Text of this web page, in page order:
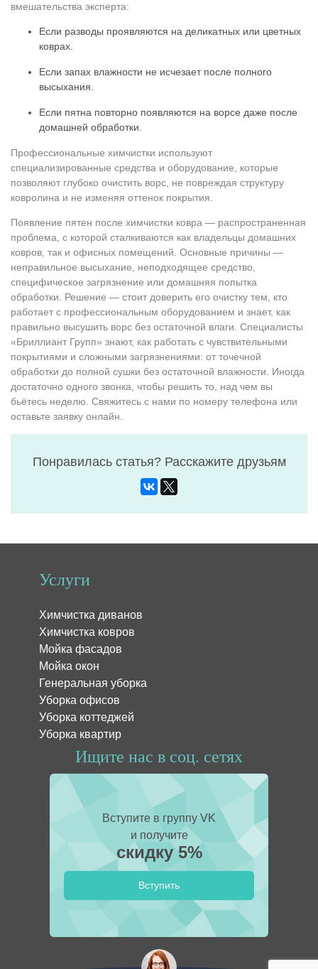
вмешательства эксперта:
Если разводы проявляются на деликатных или цветных
коврах.
Если запах влажности не исчезает после полного
высыхания.
Если пятна повторно появляются на ворсе даже после
домашней обработки.
Профессиональные химчистки используют
специализированные средства и оборудование, которые
позволяют глубоко очистить ворс, не повреждая структуру
ковролина и не изменяя оттенок покрытия.
Появление пятен после химчистки ковра — распространенная
проблема, с которой сталкиваются как владельцы домашних
ковров, так и офисных помещений. Основные причины —
неправильное высыхание, неподходящее средство,
специфическое загрязнение или домашняя попытка
обработки. Решение — стоит доверить его очистку тем, кто
работает с профессиональным оборудованием и знает, как
правильно высушить ворс без остаточной влаги. Специалисты
«Бриллиант Групп» знают, как работать с чувствительными
покрытиями и сложными загрязнениями: от точечной
обработки до полной сушки без остаточной влажности. Иногда
достаточно одного звонка, чтобы решить то, над чем вы
бьётесь неделю. Свяжитесь с нами по номеру телефона или
оставьте заявку онлайн.
Понравилась статья? Расскажите друзьям
Услуги
Химчистка диванов
Химчистка ковров
Мойка фасадов
Мойка окон
Генеральная уборка
Уборка офисов
Уборка коттеджей
Уборка квартир
Ищите нас в соц. сетях
Вступите в группу VK
и получите
скидку 5%
Вступить